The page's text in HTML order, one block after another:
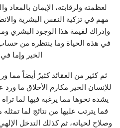
لعظمته ولرقابته، الإيمان بالمعاد
مهم في تزكية النفس البشرية
وإدراك لقيمة هذا الوجود البشري
في هذه الحياة وما ينتظره من
الخير وإما
ثم كثير من العقائد كثيرٌ أيضاً مما
للإنسان الخير مكارم الأخلاق ما ورد
يشده نحوها مما يرغبه فيها لما
فما يترتب عليها من نتائج لما
وصلاح لحياته، ثم كذلك التدخل